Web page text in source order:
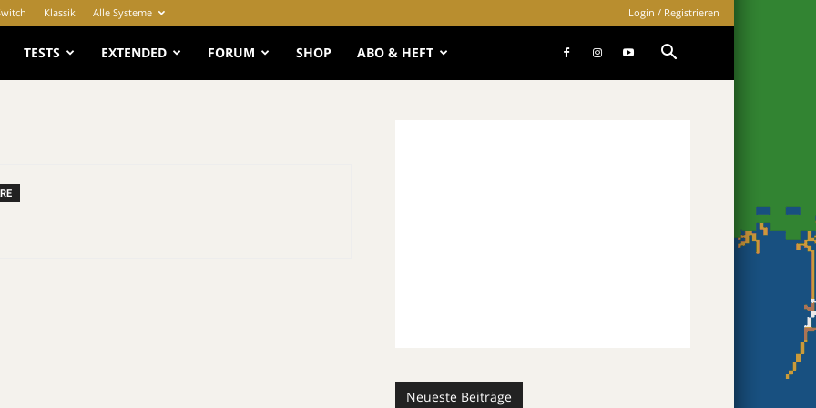
Klassik Alle Systeme Login / Registrieren
TESTS EXTENDED FORUM SHOP ABO & HEFT
Neueste Beiträge